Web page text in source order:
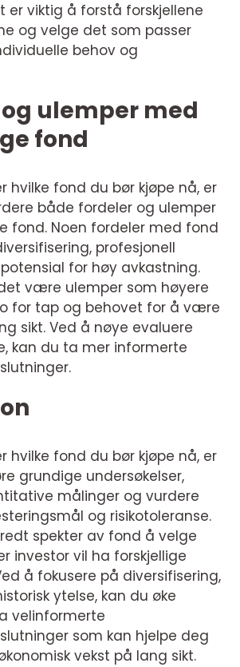
er viktig å forstå forskjellene
og velge det som passer
behov og
ulemper med
fond
hvilke fond du bør kjøpe nå, er
både fordeler og ulemper
fond. Noen fordeler med fond
profesjonell
for høy avkastning.
være ulemper som høyere
for tap og behovet for å være
sikt. Ved å nøye evaluere
kan du ta mer informerte
hvilke fond du bør kjøpe nå, er
grundige undersøkelser,
målinger og vurdere
og risikotoleranse.
spekter av fond å velge
investor vil ha forskjellige
å fokusere på diversifisering,
ytelse, kan du øke
velinformerte
som kan hjelpe deg
vekst på lang sikt.